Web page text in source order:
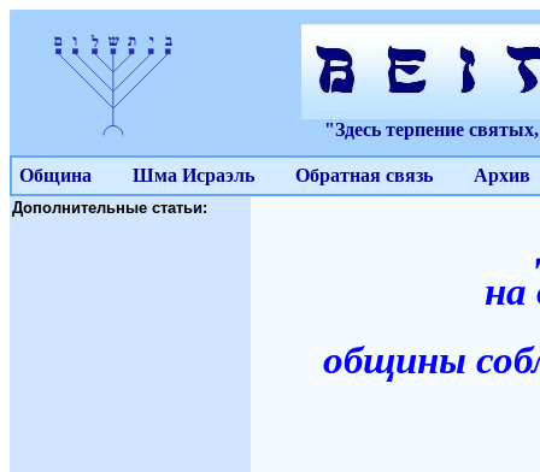
"Здесь терпение
Община Шма Исраэль Обратная связь Архив
Дополнительные статьи:
общины